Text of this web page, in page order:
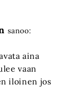
sanoo:
aina
vaan
iloinen jos